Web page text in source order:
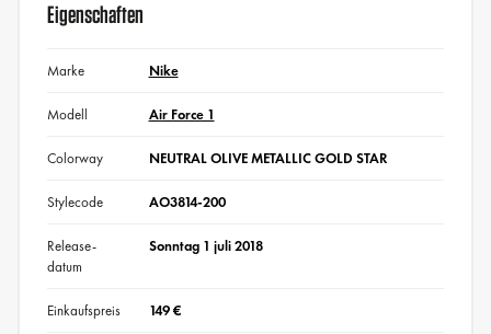
Eigenschaften
Marke Nike
Modell Air Force 1
Colorway NEUTRAL OLIVE METALLIC GOLD STAR
Stylecode AO3814-200
Release-
datum
Sonntag 1 juli 2018
Einkaufspreis 149 €